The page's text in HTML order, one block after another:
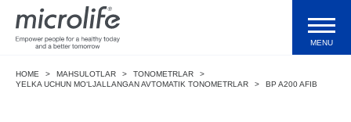
Mahsulotlar
MENU
HOME > MAHSULOTLAR > TONOMETRLAR
>
YELKA UCHUN MO‘LJALLANGAN AVTOMATIK TONOMETRLAR
> BP A200 AFIB